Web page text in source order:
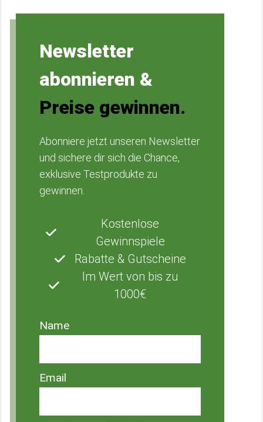
Newsletter
abonnieren &
Preise gewinnen.
Abonniere jetzt unseren Newsletter
und sichere dir sich die Chance,
exklusive Testprodukte zu
gewinnen.
Kostenlose
Gewinnspiele
Rabatte & Gutscheine
Im Wert von bis zu
1000€
Name
Email